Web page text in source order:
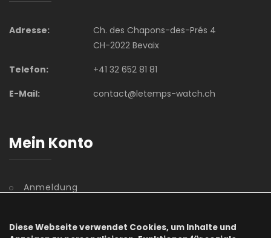
Adresse:
Ch. des Chapons-des-Prés 4
CH-2022 Bevaix
Telefon:
+41 32 652 81 81
E-Mail:
contact@letemps-watch.ch
Mein Konto
Anmeldung
Diese Webseite verwendet Cookies, um Inhalte und